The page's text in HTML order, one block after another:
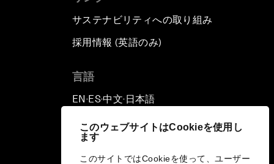
このウェブサイトはCookieを使用し
ます
このサイトではCookieを使って、ユーザー
サステナビリティへの取り組み
採用情報 (英語のみ)
言語
EN ▪ ES▪中文▪ 日本語